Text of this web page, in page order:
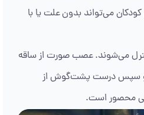
می‌تواند بدون علت یا با
می‌شوند. عصب صورت از ساقه
و سپس درست پشت‌گوش از
محصور است.